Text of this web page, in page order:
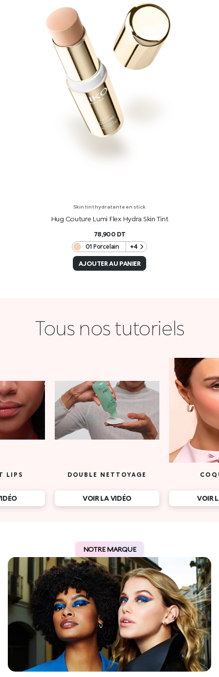
Skin tint hydratante en stick
Hug Couture Lumi Flex Hydra Skin Tint
78,900 DT
01 Porcelain
+4
AJOUTER AU PANIER
Tous nos tutoriels
LIPS DOUBLE NETTOYAGE
VOIR LA VIDÉO VOIR
NOTRE MARQUE